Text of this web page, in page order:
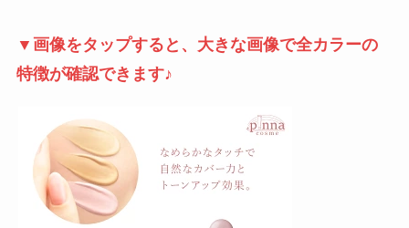
▼画像をタップすると、大きな画像で全カラーの
特徴が確認できます♪